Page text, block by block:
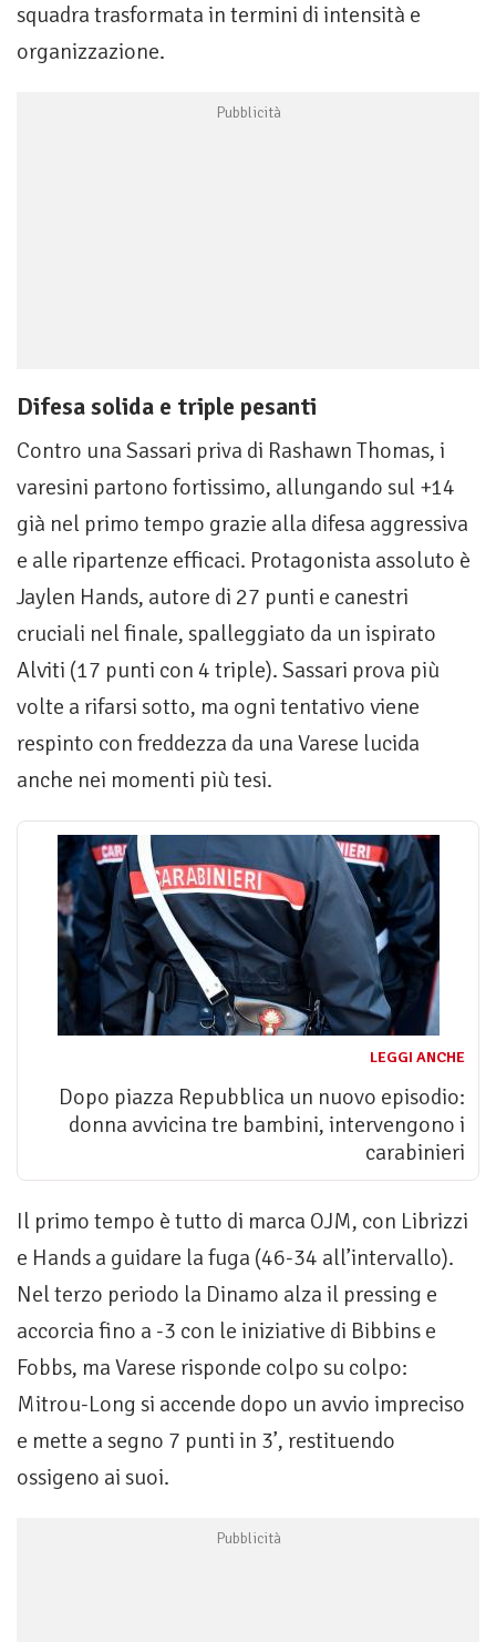
squadra trasformata in termini di intensità e
organizzazione.
Difesa solida e triple pesanti
Contro una Sassari priva di Rashawn Thomas, i
varesini partono fortissimo, allungando sul +14
già nel primo tempo grazie alla difesa aggressiva
e alle ripartenze efficaci. Protagonista assoluto è
Jaylen Hands, autore di 27 punti e canestri
cruciali nel finale, spalleggiato da un ispirato
Alviti (17 punti con 4 triple). Sassari prova più
volte a rifarsi sotto, ma ogni tentativo viene
respinto con freddezza da una Varese lucida
anche nei momenti più tesi.
LEGGI ANCHE
Dopo piazza Repubblica un nuovo episodio:
donna avvicina tre bambini, intervengono i
carabinieri
Il primo tempo è tutto di marca OJM, con Librizzi
e Hands a guidare la fuga (46-34 all’intervallo).
Nel terzo periodo la Dinamo alza il pressing e
accorcia fino a -3 con le iniziative di Bibbins e
Fobbs, ma Varese risponde colpo su colpo:
Mitrou-Long si accende dopo un avvio impreciso
e mette a segno 7 punti in 3’, restituendo
ossigeno ai suoi.